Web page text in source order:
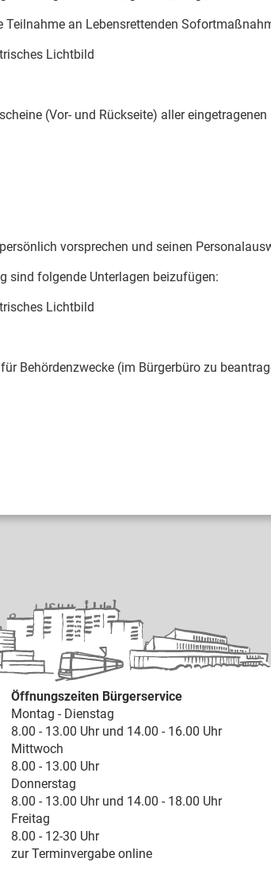
Teilnahme an Lebensrettenden
Lichtbild
(Vor- und Rückseite) aller
vorsprechen und seinen
sind folgende Unterlagen beizufügen:
Lichtbild
Behördenzwecke (im Bürgerbüro zu
Öffnungszeiten Bürgerservice
Montag - Dienstag
8.00 - 13.00 Uhr und 14.00 - 16.00 Uhr
Mittwoch
8.00 - 13.00 Uhr
Donnerstag
8.00 - 13.00 Uhr und 14.00 - 18.00 Uhr
Freitag
8.00 - 12-30 Uhr
zur Terminvergabe online